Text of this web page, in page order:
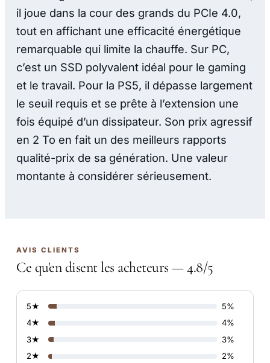
il joue dans la cour des grands du PCIe 4.0,
tout en affichant une efficacité énergétique
remarquable qui limite la chauffe. Sur PC,
c’est un SSD polyvalent idéal pour le gaming
et le travail. Pour la PS5, il dépasse largement
le seuil requis et se prête à l’extension une
fois équipé d’un dissipateur. Son prix agressif
en 2 To en fait un des meilleurs rapports
qualité-prix de sa génération. Une valeur
montante à considérer sérieusement.
AVIS CLIENTS
Ce qu'en disent les acheteurs — 4.8/5
5★
5%
4★
4%
3★
3%
2★
2%